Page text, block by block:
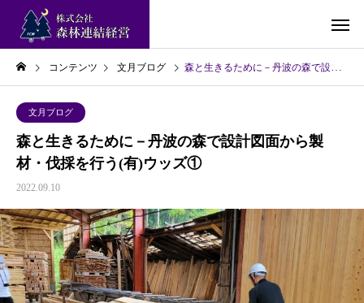
コンテンツ 文月ブログ 森と生きるために－丹波の森で設計図面から製材・伐採を行う(有)ウッズ①
文月ブログ
森と生きるために－丹波の森で設計図面から製
材・伐採を行う(有)ウッズ①
2022.09.10